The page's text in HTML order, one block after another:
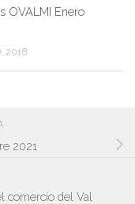
OVALMI Enero
2018
2021
comercio del Val